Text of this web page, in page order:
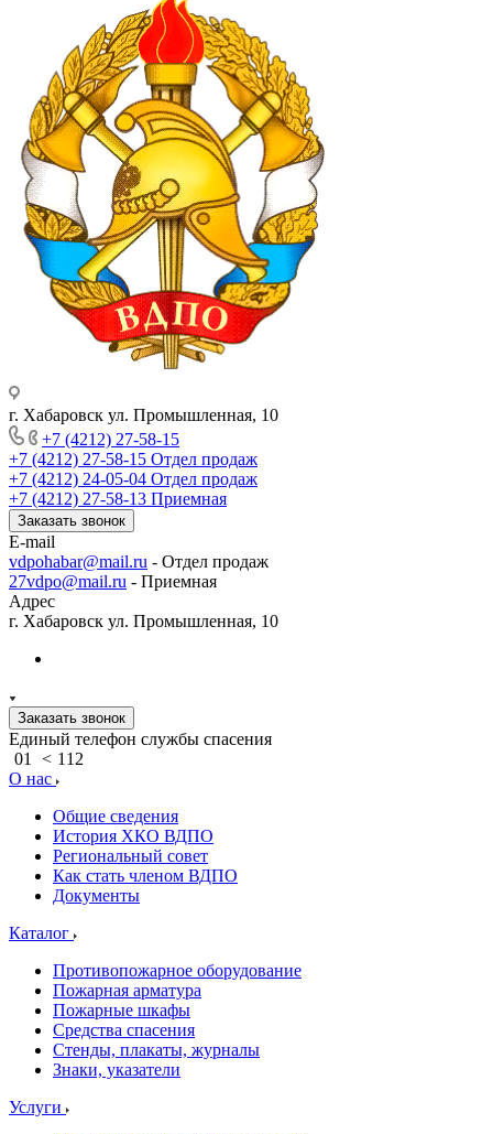
г. Хабаровск ул. Промышленная, 10
+7 (4212) 27-58-15
+7 (4212) 27-58-15 Отдел продаж
+7 (4212) 24-05-04 Отдел продаж
+7 (4212) 27-58-13 Приемная
Заказать звонок
E-mail
vdpohabar@mail.ru - Отдел продаж
27vdpo@mail.ru - Приемная
Адрес
г. Хабаровск ул. Промышленная, 10
Заказать звонок
Единый телефон службы спасения
01
< 112
О нас
Общие сведения
История ХКО ВДПО
Региональный совет
Как стать членом ВДПО
Документы
Каталог
Противопожарное оборудование
Пожарная арматура
Пожарные шкафы
Средства спасения
Стенды, плакаты, журналы
Знаки, указатели
Услуги